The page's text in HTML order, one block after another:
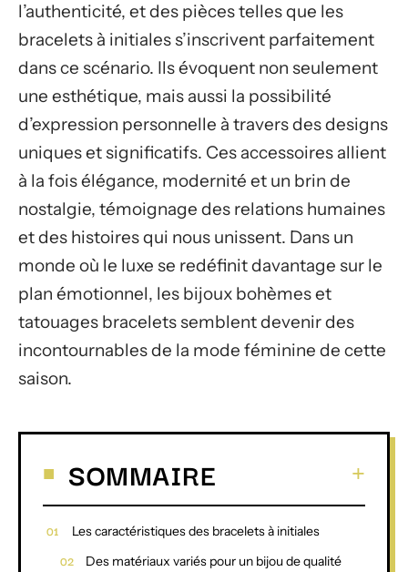
l’authenticité, et des pièces telles que les
bracelets à initiales s’inscrivent parfaitement
dans ce scénario. Ils évoquent non seulement
une esthétique, mais aussi la possibilité
d’expression personnelle à travers des designs
uniques et significatifs. Ces accessoires allient
à la fois élégance, modernité et un brin de
nostalgie, témoignage des relations humaines
et des histoires qui nous unissent. Dans un
monde où le luxe se redéfinit davantage sur le
plan émotionnel, les bijoux bohèmes et
tatouages bracelets semblent devenir des
incontournables de la mode féminine de cette
saison.
SOMMAIRE
Les caractéristiques des bracelets à initiales
Des matériaux variés pour un bijou de qualité